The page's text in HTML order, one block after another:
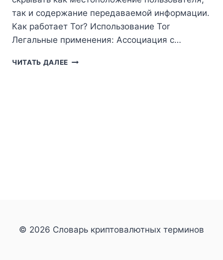
так и содержание передаваемой информации.
Как работает Tor? Использование Tor
Легальные применения: Ассоциация с…
ЧИТАТЬ ДАЛЕЕ TOR
© 2026 Словарь криптовалютных терминов